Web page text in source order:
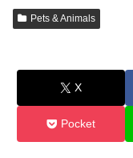
Pets & Animals
X
Pocket